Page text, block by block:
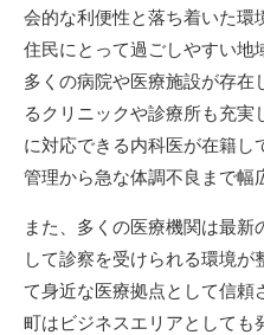
会的な利便性と落ち着いた環
住民にとって過ごしやすい地
多くの病院や医療施設が存在
るクリニックや診療所も充
に対応できる内科医が在籍
管理から急な体調不良まで幅
また、多くの医療機関は最
して診察を受けられる環境
て身近な医療拠点として信頼
町はビジネスエリアとしても